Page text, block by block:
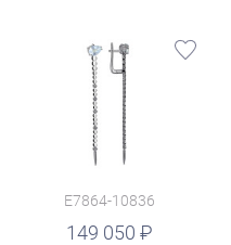
E7864-10836
149 050